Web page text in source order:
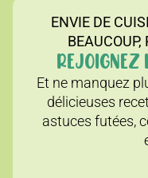
ENVIE DE
REJOIGNEZ
Et ne manquez
délicieuses
astuces futées,